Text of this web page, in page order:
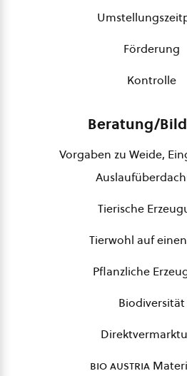
Förderung
Kontrolle
Beratung/
Vorgaben zu Weide,
Tierische
Tierwohl auf
Pflanzliche
Biodiversität
bio austria